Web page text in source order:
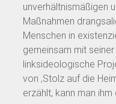
unverhältnismäßigen
Maßnahmen
Menschen in
gemeinsam mit
linksideologische
von ‚Stolz auf die
erzählt, kann man